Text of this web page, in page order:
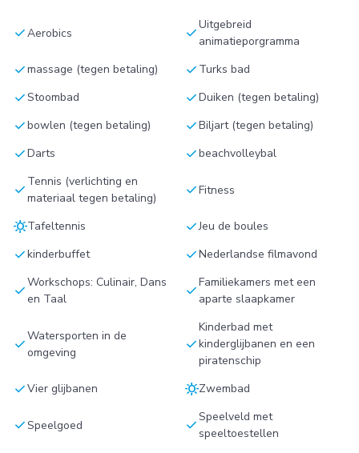
checkAerobics checkUitgebreid
animatieporgramma
checkmassage (tegen betaling) check Turks bad
checkStoombad checkDuiken (tegen betaling)
checkbowlen (tegen betaling) checkBiljart (tegen betaling)
checkDarts checkbeachvolleybal
check Tennis (verlichting en
materiaal tegen betaling)
checkFitness
sunnyTafeltennis checkJeu de boules
checkkinderbuffet checkNederlandse filmavond
checkWorkschops: Culinair, Dans
en Taal
checkFamiliekamers met een
aparte slaapkamer
checkWatersporten in de
omgeving
check
Kinderbad met
kinderglijbanen en een
piratenschip
checkVier glijbanen sunnyZwembad
checkSpeelgoed checkSpeelveld met
speeltoestellen